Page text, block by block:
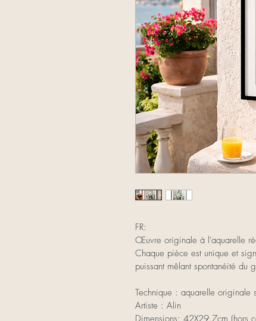
FR:
Œuvre originale à l'aquarelle
Chaque pièce est unique et
puissant mêlant spontanéité du
Technique : aquarelle originale
Artiste : Alin
Dimensions: 42X29.7cm (hors